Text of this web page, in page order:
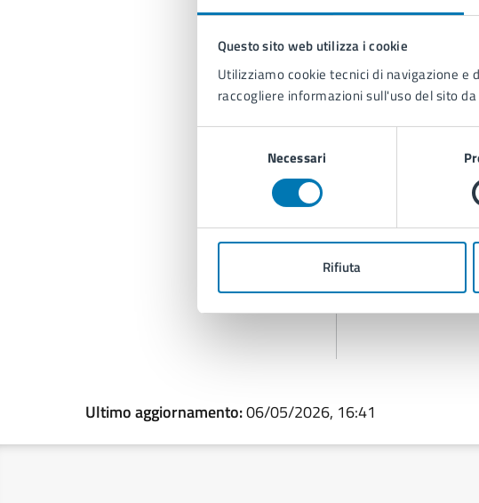
Questo sito web utilizza i cookie
Utilizziamo cookie tecnici di navigazione
raccogliere informazioni sull'uso del sito
Necessari
Rifiuta
A cura
Piazza
Servizio
Piazza
Ultimo aggiornamento:06/05/2026, 16:41